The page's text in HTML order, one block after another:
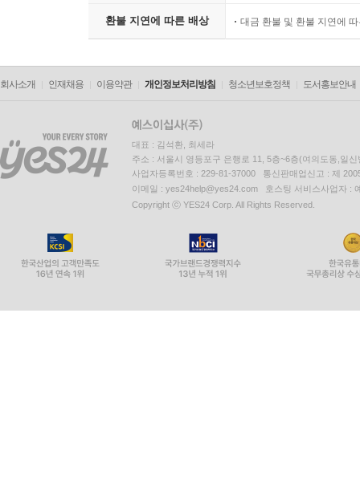
환불 지연에 따른 배상 대금 환불 및 환불 지연에
회사소개 인재채용 이용약관 개인정보처리방침 청소년보호정책 도서홍보안내
대표 : 김석환, 최세라
주소 : 서울시 영등포구 은행로 11, 5층~6층(여의도동,일신
사업자등록번호 : 229-81-37000 통신판매업신고 : 제
이메일 : yes24help@yes24.com 호스팅 서비스사업자 :
Copyright ⓒ YES24 Corp. All Rights Reserved.